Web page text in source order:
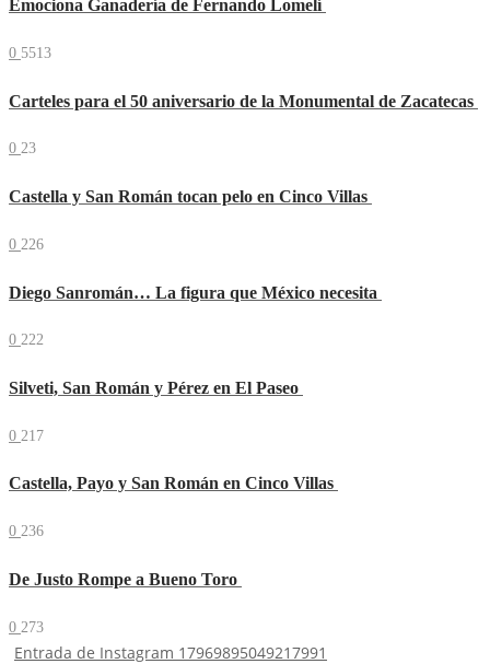
Emociona Ganadería de Fernando Lomelí
0 5513
Carteles para el 50 aniversario de la Monumental de Zacatecas
0 23
Castella y San Román tocan pelo en Cinco Villas
0 226
Diego Sanromán… La figura que México necesita
0 222
Silveti, San Román y Pérez en El Paseo
0 217
Castella, Payo y San Román en Cinco Villas
0 236
De Justo Rompe a Bueno Toro
0 273
Entrada de Instagram 17969895049217991